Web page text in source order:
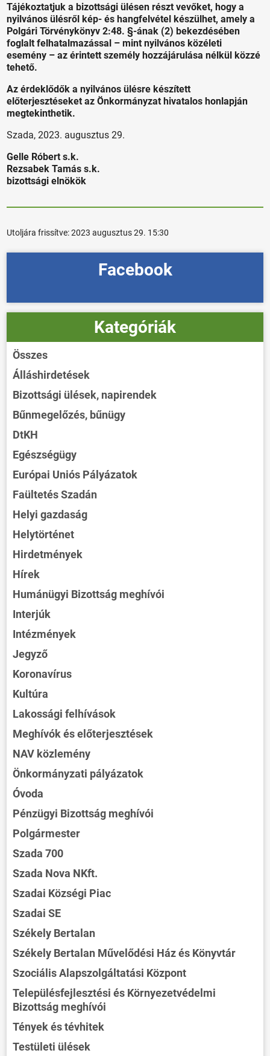
Tájékoztatjuk a bizottsági ülésen részt vevőket, hogy a
nyilvános ülésről kép- és hangfelvétel készülhet, amely a
Polgári Törvénykönyv 2:48. §-ának (2) bekezdésében
foglalt felhatalmazással – mint nyilvános közéleti
esemény – az érintett személy hozzájárulása nélkül közzé
tehető.
Az érdeklődők a nyilvános ülésre készített
előterjesztéseket az Önkormányzat hivatalos honlapján
megtekinthetik.
Szada, 2023. augusztus 29.
Gelle Róbert s.k.
Rezsabek Tamás s.k.
bizottsági elnökök
Utoljára frissítve:2023 augusztus 29. 15:30
Facebook
Kategóriák
Összes
Álláshirdetések
Bizottsági ülések, napirendek
Bűnmegelőzés, bűnügy
DtKH
Egészségügy
Európai Uniós Pályázatok
Faültetés Szadán
Helyi gazdaság
Helytörténet
Hirdetmények
Hírek
Humánügyi Bizottság meghívói
Interjúk
Intézmények
Jegyző
Koronavírus
Kultúra
Lakossági felhívások
Meghívók és előterjesztések
NAV közlemény
Önkormányzati pályázatok
Óvoda
Pénzügyi Bizottság meghívói
Polgármester
Szada 700
Szada Nova NKft.
Szadai Községi Piac
Szadai SE
Székely Bertalan
Székely Bertalan Művelődési Ház és Könyvtár
Szociális Alapszolgáltatási Központ
Településfejlesztési és Környezetvédelmi
Bizottság meghívói
Tények és tévhitek
Testületi ülések